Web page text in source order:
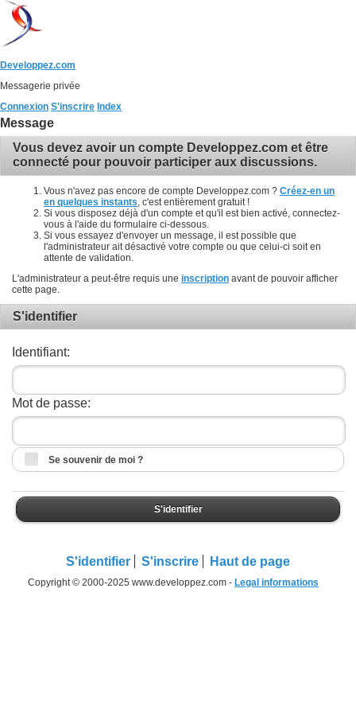
Developpez.com
Messagerie privée
Connexion S'inscrire Index
Message
Vous devez avoir un compte Developpez.com et être
connecté pour pouvoir participer aux discussions.
Vous n'avez pas encore de compte Developpez.com ? Créez-en un
en quelques instants , c'est entièrement gratuit !
Si vous disposez déjà d'un compte et qu'il est bien activé, connectez-
vous à l'aide du formulaire ci-dessous.
Si vous essayez d'envoyer un message, il est possible que
l'administrateur ait désactivé votre compte ou que celui-ci soit en
attente de validation.
L'administrateur a peut-être requis une inscription avant de pouvoir afficher
cette page.
S'identifier
Identifiant:
Mot de passe:
Se souvenir de moi ?
S'identifier
S'identifier S'inscrire Haut de page
Copyright © 2000-2025 www.developpez.com - Legal informations